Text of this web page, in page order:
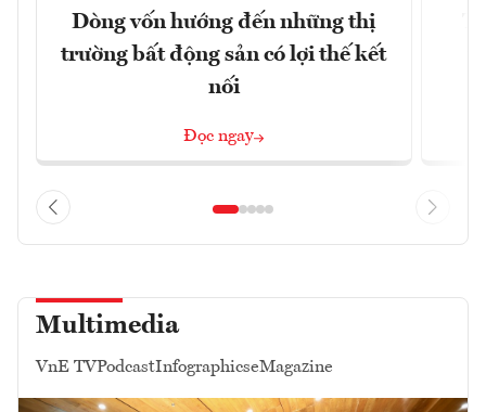
Dòng vốn hướng đến những thị
trường bất động sản có lợi thế kết
nối
Đọc ngay
Multimedia
VnE TVPodcastInfographicseMagazine